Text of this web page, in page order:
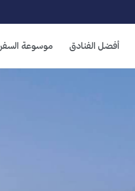
أفضل الفنادق موسوعة السفر